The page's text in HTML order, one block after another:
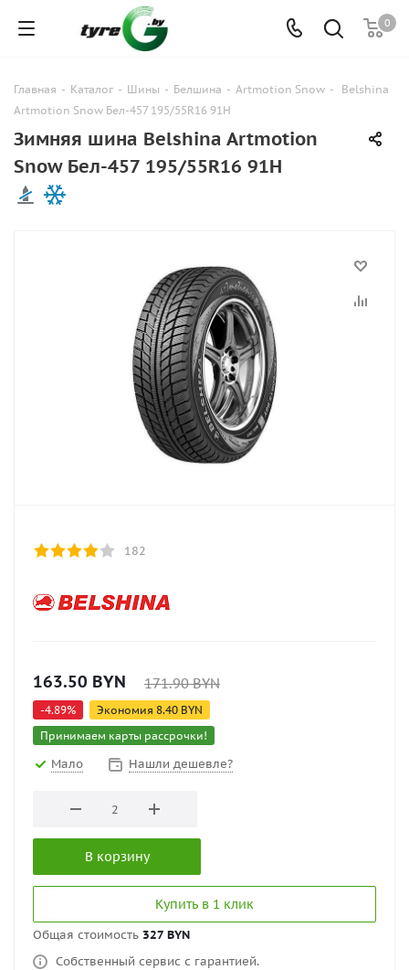
0
Главная - Каталог - Шины - Белшина - Artmotion Snow -
Belshina
Artmotion Snow Бел-457 195/55R16 91H
Зимняя шина Belshina Artmotion
Snow Бел-457 195/55R16 91H
182
163.50 BYN 171.90BYN
-4.89% Экономия 8.40 BYN
Принимаем карты рассрочки!
Мало Нашли дешевле?
В корзину
Купить в 1 клик
Общая стоимость 327 BYN
Собственный сервис с гарантией.